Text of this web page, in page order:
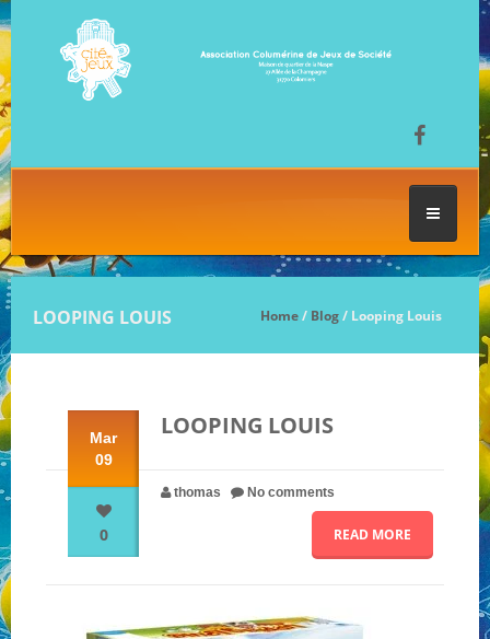
LES SÉANCES DE JEU
FESTIVAL DU JEU
NOS JEUX
NOS PARTENAIRES
QUI SOMMES-NOUS ?
LOOPING LOUIS Home/ Blog/ Looping Louis
Mar
09
0
LOOPING LOUIS
thomas No comments
READ MORE